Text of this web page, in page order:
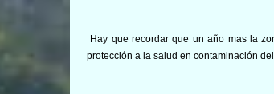
Hay que recordar que un año mas la
protección a la salud en contaminación